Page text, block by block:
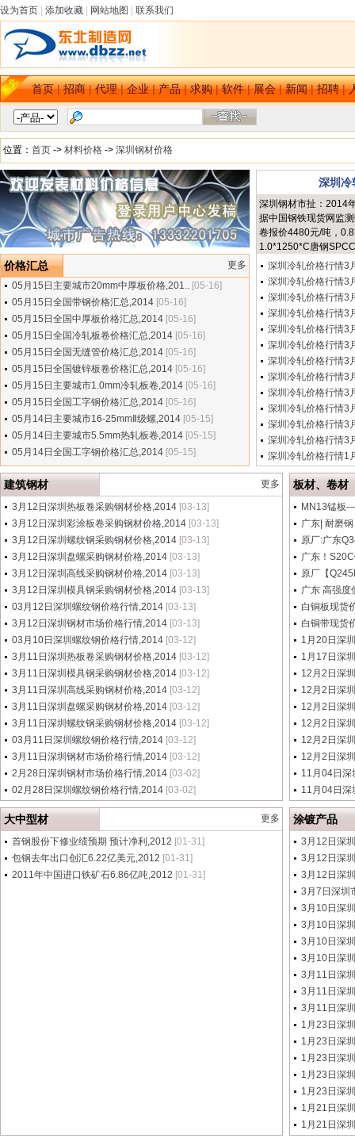
设为首页 添加收藏 网站地图 联系我们
首页|招商|代理|企业|产品|求购|软件|展会|新闻|招聘|
位置： 首页 -> 材料价格 -> 深圳钢材价格
价格汇总
更多
05月15日主要城市20mm中厚板价格,201.. [05-16]
05月15日全国带钢价格汇总,2014 [05-16]
05月15日全国中厚板价格汇总,2014 [05-16]
05月15日全国冷轧板卷价格汇总,2014 [05-16]
05月15日全国无缝管价格汇总,2014 [05-16]
05月15日全国镀锌板卷价格汇总,2014 [05-16]
05月15日主要城市1.0mm冷轧板卷,2014 [05-16]
05月15日全国工字钢价格汇总,2014 [05-16]
05月14日主要城市16-25mmⅡ级螺,2014 [05-15]
05月14日主要城市5.5mm热轧板卷,2014 [05-15]
05月14日全国工字钢价格汇总,2014 [05-15]
深圳冷
深圳钢材市扯：2014
据中国钢铁现货网监
卷报价4480元/吨，
1.0*1250*C唐钢
深圳冷轧价格行情3
深圳冷轧价格行情3
深圳冷轧价格行情3
深圳冷轧价格行情3
深圳冷轧价格行情3
深圳冷轧价格行情3
深圳冷轧价格行情3
深圳冷轧价格行情3
深圳冷轧价格行情3
深圳冷轧价格行情3
深圳冷轧价格行情3
深圳冷轧价格行情3
深圳冷轧价格行情1
建筑钢材 更多
3月12日深圳热板卷采购钢材价格,2014 [03-13]
3月12日深圳彩涂板卷采购钢材价格,2014 [03-13]
3月12日深圳螺纹钢采购钢材价格,2014 [03-13]
3月12日深圳盘螺采购钢材价格,2014 [03-13]
3月12日深圳高线采购钢材价格,2014 [03-13]
3月12日深圳模具钢采购钢材价格,2014 [03-13]
03月12日深圳螺纹钢价格行情,2014 [03-13]
3月12日深圳钢材市场价格行情,2014 [03-13]
03月10日深圳螺纹钢价格行情,2014 [03-12]
3月11日深圳热板卷采购钢材价格,2014 [03-12]
3月11日深圳模具钢采购钢材价格,2014 [03-12]
3月11日深圳高线采购钢材价格,2014 [03-12]
3月11日深圳盘螺采购钢材价格,2014 [03-12]
3月11日深圳螺纹钢采购钢材价格,2014 [03-12]
03月11日深圳螺纹钢价格行情,2014 [03-12]
3月11日深圳钢材市场价格行情,2014 [03-12]
2月28日深圳钢材市场价格行情,2014 [03-02]
02月28日深圳螺纹钢价格行情,2014 [03-02]
板材、卷材
MN13锰板
广东| 耐磨
原厂:广东
广东！
原厂【
广东 高强度
白铜板现货
白铜带现货
1月20日深
1月17日深
12月2日深
12月2日深
12月2日深
12月2日深
12月2日深
12月2日深
11月04日深
11月04日深
大中型材 更多
首钢股份下修业绩预期 预计净利,2012 [01-31]
包钢去年出口创汇6.22亿美元,2012 [01-31]
2011年中国进口铁矿石6.86亿吨,2012 [01-31]
涂镀产品
3月12日深
3月12日深
3月12日深
3月7日深圳
3月10日深
3月10日深
3月10日深
3月10日深
3月11日深
3月11日深
3月11日深
1月23日深
1月23日深
1月23日深
1月23日深
1月23日深
1月21日深
1月21日深